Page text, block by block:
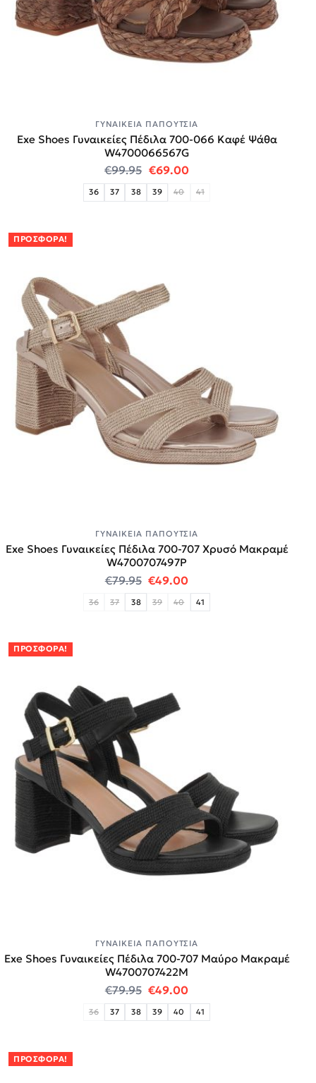
ΓΥΝΑΙΚΕΊΑ ΠΑΠΟΎΤΣΙΑ
Exe Shoes Γυναικείες Πέδιλα 700-066 Καφέ Ψάθα
W4700066567G
€99.95 Original price was: €99.95.
€69.00Η τρέχουσα τιμή
36 37 38 39 40 41
ΠΡΟΣΦΟΡΆ!
ΓΥΝΑΙΚΕΊΑ ΠΑΠΟΎΤΣΙΑ
Exe Shoes Γυναικείες Πέδιλα 700-707 Χρυσό Μακραμέ
W4700707497P
€79.95 Original price was: €79.95.
€49.00Η τρέχουσα τιμή
36 37 38 39 40 41
ΠΡΟΣΦΟΡΆ!
ΓΥΝΑΙΚΕΊΑ ΠΑΠΟΎΤΣΙΑ
Exe Shoes Γυναικείες Πέδιλα 700-707 Μαύρο Μακραμέ
W4700707422M
€79.95 Original price was: €79.95.
€49.00Η τρέχουσα τιμή
36 37 38 39 40 41
ΠΡΟΣΦΟΡΆ!